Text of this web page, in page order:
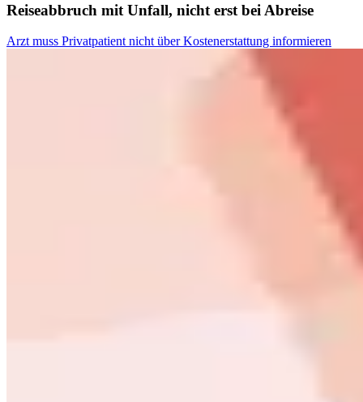
Reiseabbruch mit Unfall, nicht erst bei Abreise
Arzt muss Privatpatient nicht über Kostenerstattung informieren